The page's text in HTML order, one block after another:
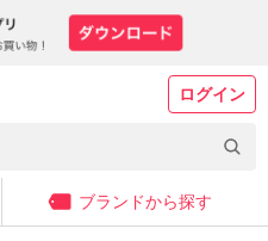
ログイン
ブランドから探す